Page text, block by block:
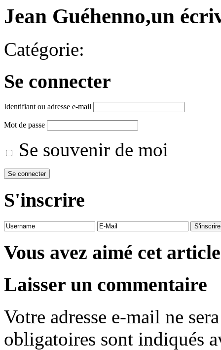
Jean Guéhenno,un
Catégorie:
Se connecter
Identifiant ou adresse e-mail
Mot de passe
Se souvenir de moi
S'inscrire
Vous avez aimé cet
Laisser un commentaire
Votre adresse e-mail ne
obligatoires sont indiqués